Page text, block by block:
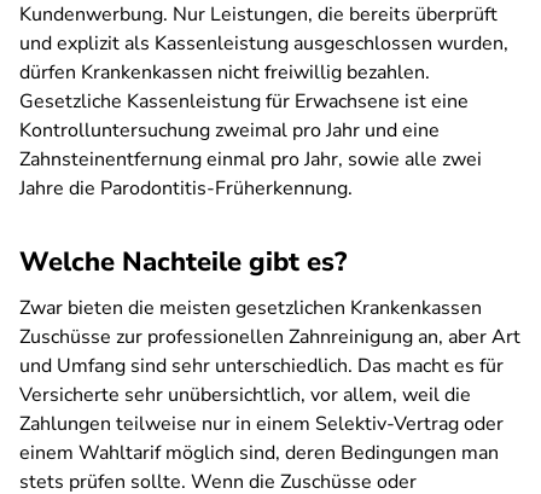
Kundenwerbung. Nur Leistungen, die bereits überprüft
und explizit als Kassenleistung ausgeschlossen wurden,
dürfen Krankenkassen nicht freiwillig bezahlen.
Gesetzliche Kassenleistung für Erwachsene ist eine
Kontrolluntersuchung zweimal pro Jahr und eine
Zahnsteinentfernung einmal pro Jahr, sowie alle zwei
Jahre die Parodontitis-Früherkennung.
Welche Nachteile gibt es?
Zwar bieten die meisten gesetzlichen Krankenkassen
Zuschüsse zur professionellen Zahnreinigung an, aber Art
und Umfang sind sehr unterschiedlich. Das macht es für
Versicherte sehr unübersichtlich, vor allem, weil die
Zahlungen teilweise nur in einem Selektiv-Vertrag oder
einem Wahltarif möglich sind, deren Bedingungen man
stets prüfen sollte. Wenn die Zuschüsse oder